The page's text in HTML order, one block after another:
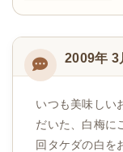
2009年 3
いつも美味しい
だいた、白梅に
回タケダの白を